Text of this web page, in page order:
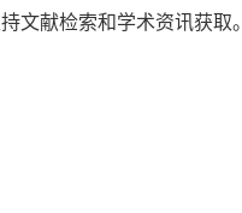
文献检索和学术资讯获取。